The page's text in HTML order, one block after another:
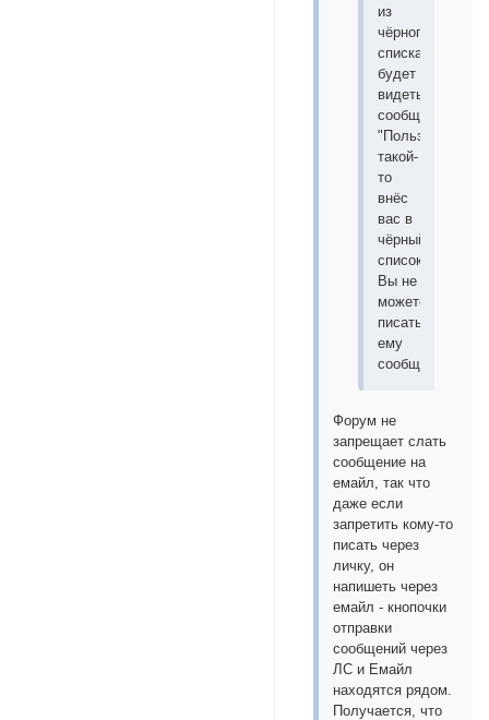
из
чёрного
списка
будет
видеть
сообщение:
"Пользователь
такой-
то
внёс
вас в
чёрный
список.
Вы не
можете
писать
ему
сообщения.
Форум не
запрещает слать
сообщение на
емайл, так что
даже если
запретить кому-то
писать через
личку, он
напишеть через
емайл - кнопочки
отправки
сообщений через
ЛС и Емайл
находятся рядом.
Получается, что